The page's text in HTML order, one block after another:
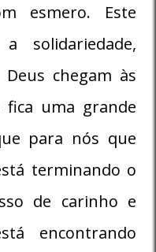
esmero. Este
solidariedade,
chegam às
fica uma grande
para nós que
terminando o
de carinho e
encontrando